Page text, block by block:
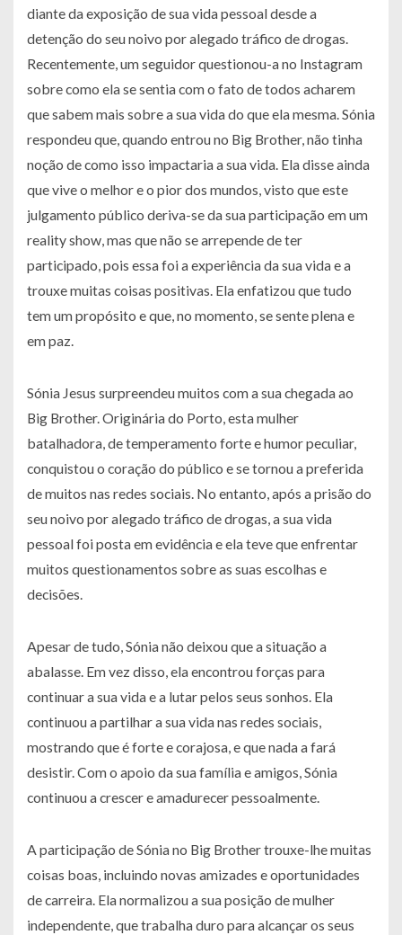
diante da exposição de sua vida pessoal desde a
detenção do seu noivo por alegado tráfico de drogas.
Recentemente, um seguidor questionou-a no Instagram
sobre como ela se sentia com o fato de todos acharem
que sabem mais sobre a sua vida do que ela mesma. Sónia
respondeu que, quando entrou no Big Brother, não tinha
noção de como isso impactaria a sua vida. Ela disse ainda
que vive o melhor e o pior dos mundos, visto que este
julgamento público deriva-se da sua participação em um
reality show, mas que não se arrepende de ter
participado, pois essa foi a experiência da sua vida e a
trouxe muitas coisas positivas. Ela enfatizou que tudo
tem um propósito e que, no momento, se sente plena e
em paz.
Sónia Jesus surpreendeu muitos com a sua chegada ao
Big Brother. Originária do Porto, esta mulher
batalhadora, de temperamento forte e humor peculiar,
conquistou o coração do público e se tornou a preferida
de muitos nas redes sociais. No entanto, após a prisão do
seu noivo por alegado tráfico de drogas, a sua vida
pessoal foi posta em evidência e ela teve que enfrentar
muitos questionamentos sobre as suas escolhas e
decisões.
Apesar de tudo, Sónia não deixou que a situação a
abalasse. Em vez disso, ela encontrou forças para
continuar a sua vida e a lutar pelos seus sonhos. Ela
continuou a partilhar a sua vida nas redes sociais,
mostrando que é forte e corajosa, e que nada a fará
desistir. Com o apoio da sua família e amigos, Sónia
continuou a crescer e amadurecer pessoalmente.
A participação de Sónia no Big Brother trouxe-lhe muitas
coisas boas, incluindo novas amizades e oportunidades
de carreira. Ela normalizou a sua posição de mulher
independente, que trabalha duro para alcançar os seus